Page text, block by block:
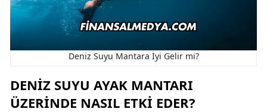
Deniz Suyu Mantara İyi Gelir mi?
DENIZ SUYU AYAK MANTARI
ÜZERINDE NASIL ETKI EDER?